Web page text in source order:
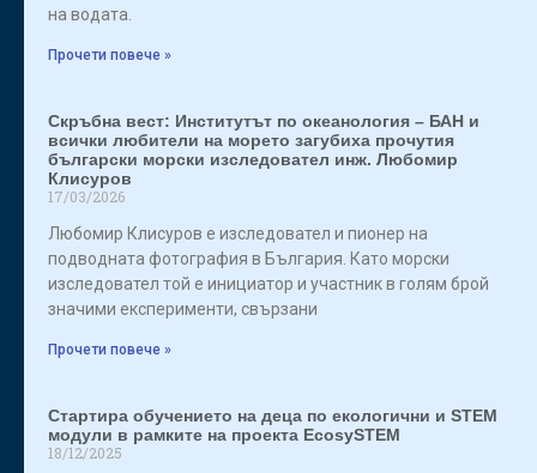
на водата.
Прочети повече »
Скръбна вест: Институтът по океанология – БАН и
всички любители на морето загубиха прочутия
български морски изследовател инж. Любомир
Клисуров
17/03/2026
Любомир Клисуров е изследовател и пионер на
подводната фотография в България. Като морски
изследовател той е инициатор и участник в голям брой
значими експерименти, свързани
Прочети повече »
Стартира обучението на деца по екологични и STEM
модули в рамките на проекта EcosySTEM
18/12/2025